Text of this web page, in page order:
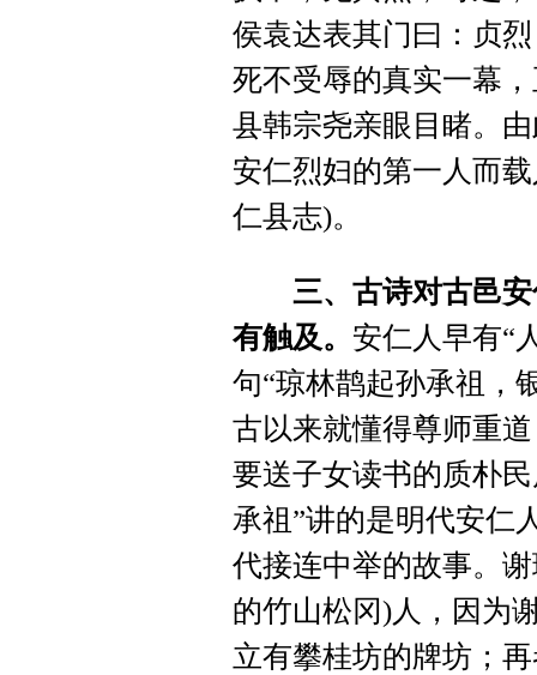
侯袁达表其门曰：贞
死不受辱的真实一幕
县韩宗尧亲眼目睹。
安仁烈妇的第一人而
仁县志)。
三、古诗对古邑
有触及。 安仁人早有“
句“琼林鹊起孙承祖，
古以来就懂得尊师重
要送子女读书的质朴
承祖”讲的是明代安仁
代接连中举的故事。
的竹山松冈)人，因为
立有攀桂坊的牌坊；